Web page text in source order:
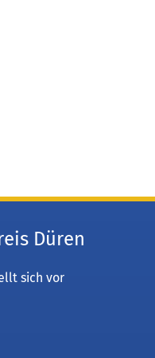
Düren
sich vor